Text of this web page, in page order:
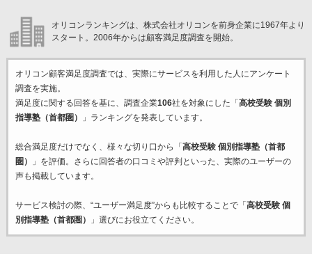
オリコンランキングは、株式会社オリコンを前身企業に1967年より
スタート。2006年からは顧客満足度調査を開始。
オリコン顧客満足度調査では、実際にサービスを利用した 人にアンケート
調査を実施。
満足度に関する回答を基に、調査企業106社を対象にした「 高校受験 個別
指導塾（首都圏）
」ランキングを発表しています。
総合満足度だけでなく、様々な切り口から「 高校受験 個別指導塾（首都
圏）
」を評価。さらに回答者の口コミや評判といった、実際のユーザーの
声も掲載しています。
サービス検討の際、“ユーザー満足度”からも比較することで「 高校受験 個
別指導塾（首都圏）
」選びにお役立てください。